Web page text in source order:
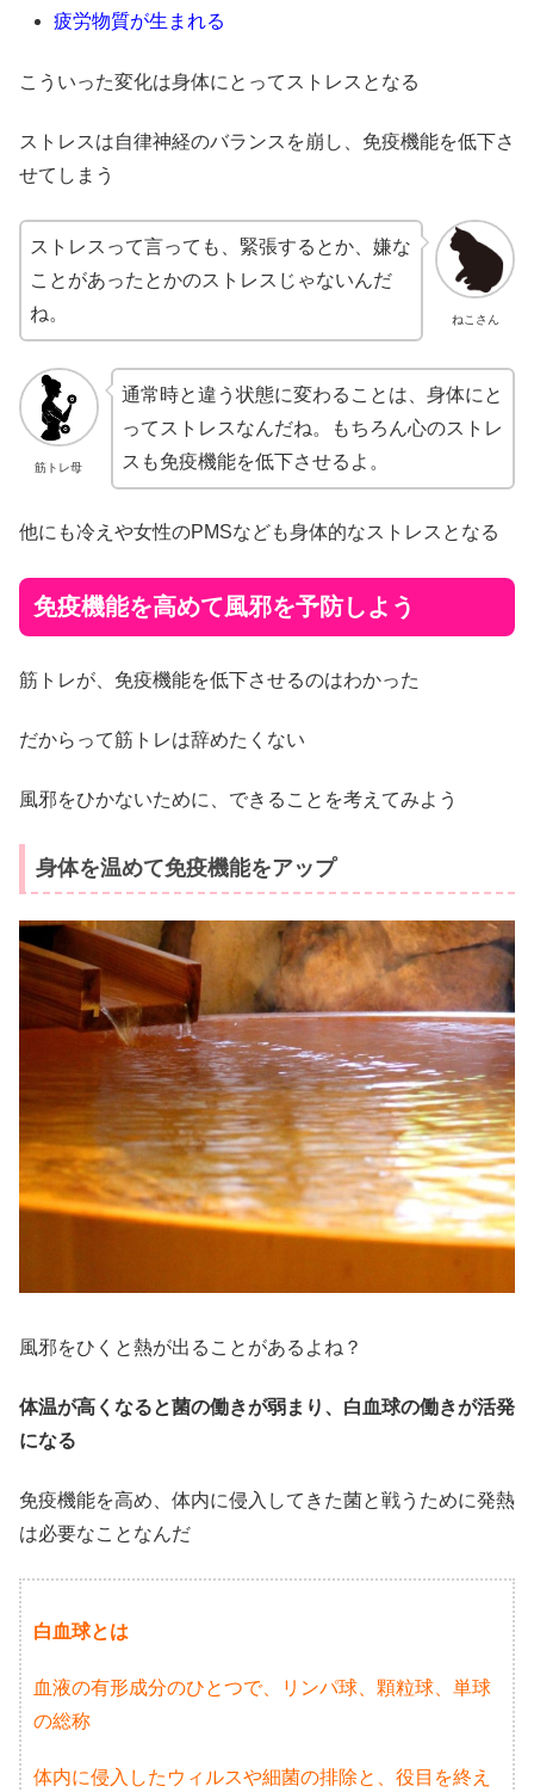
疲労物質が生まれる
こういった変化は身体にとってストレスとなる
ストレスは自律神経のバランスを崩し、免疫機能を低下さ
せてしまう
ねこさん
ストレスって言っても、緊張するとか、嫌な
ことがあったとかのストレスじゃないんだ
ね。
筋トレ母
通常時と違う状態に変わることは、身体にと
ってストレスなんだね。もちろん心のストレ
スも免疫機能を低下させるよ。
他にも冷えや女性のPMSなども身体的なストレスとなる
免疫機能を高めて風邪を予防しよう
筋トレが、免疫機能を低下させるのはわかった
だからって筋トレは辞めたくない
風邪をひかないために、できることを考えてみよう
身体を温めて免疫機能をアップ
風邪をひくと熱が出ることがあるよね？
体温が高くなると菌の働きが弱まり、白血球の働きが活発
になる
免疫機能を高め、体内に侵入してきた菌と戦うために発熱
は必要なことなんだ
白血球とは
血液の有形成分のひとつで、リンパ球、顆粒球、単球
の総称
体内に侵入したウィルスや細菌の排除と、役目を終え